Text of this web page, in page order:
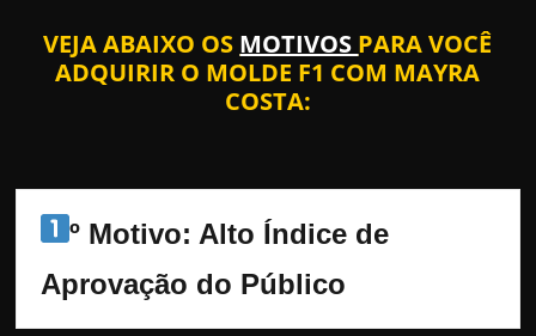
VEJA ABAIXO OS MOTIVOS PARA VOCÊ
ADQUIRIR O MOLDE F1 COM MAYRA
COSTA:
º Motivo: Alto Índice de
Aprovação do Público